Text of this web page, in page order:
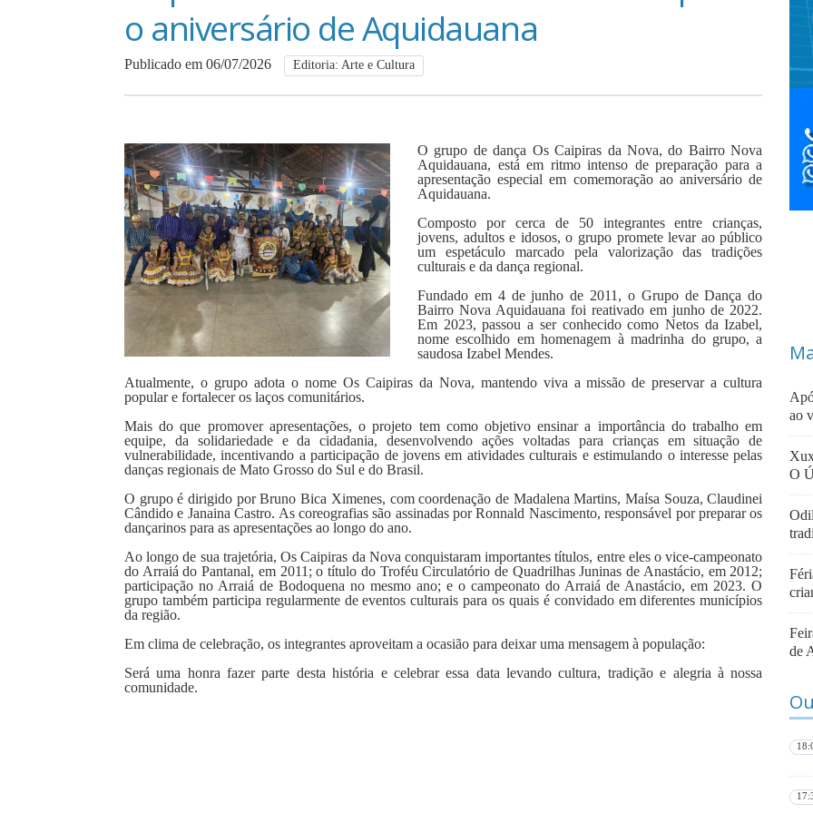
o aniversário de Aquidauana
Publicado em 06/07/2026 Editoria: Arte e Cultura
O grupo de dança Os Caipiras da Nova, do Bairro Nova
Aquidauana, está em ritmo intenso de preparação para a
apresentação especial em comemoração ao aniversário de
Aquidauana.
Composto por cerca de 50 integrantes entre crianças,
jovens, adultos e idosos, o grupo promete levar ao público
um espetáculo marcado pela valorização das tradições
culturais e da dança regional.
Fundado em 4 de junho de 2011, o Grupo de Dança do
Bairro Nova Aquidauana foi reativado em junho de 2022.
Em 2023, passou a ser conhecido como Netos da Izabel,
nome escolhido em homenagem à madrinha do grupo, a
saudosa Izabel Mendes.
Atualmente, o grupo adota o nome Os Caipiras da Nova, mantendo viva a missão de preservar a cultura
popular e fortalecer os laços comunitários.
Mais do que promover apresentações, o projeto tem como objetivo ensinar a importância do trabalho em
equipe, da solidariedade e da cidadania, desenvolvendo ações voltadas para crianças em situação de
vulnerabilidade, incentivando a participação de jovens em atividades culturais e estimulando o interesse pelas
danças regionais de Mato Grosso do Sul e do Brasil.
O grupo é dirigido por Bruno Bica Ximenes, com coordenação de Madalena Martins, Maísa Souza, Claudinei
Cândido e Janaina Castro. As coreografias são assinadas por Ronnald Nascimento, responsável por preparar os
dançarinos para as apresentações ao longo do ano.
Ao longo de sua trajetória, Os Caipiras da Nova conquistaram importantes títulos, entre eles o vice-campeonato
do Arraiá do Pantanal, em 2011; o título do Troféu Circulatório de Quadrilhas Juninas de Anastácio, em 2012;
participação no Arraiá de Bodoquena no mesmo ano; e o campeonato do Arraiá de Anastácio, em 2023. O
grupo também participa regularmente de eventos culturais para os quais é convidado em diferentes municípios
da região.
Em clima de celebração, os integrantes aproveitam a ocasião para deixar uma mensagem à população:
Será uma honra fazer parte desta história e celebrar essa data levando cultura, tradição e alegria à nossa
comunidade.
ao
O
de